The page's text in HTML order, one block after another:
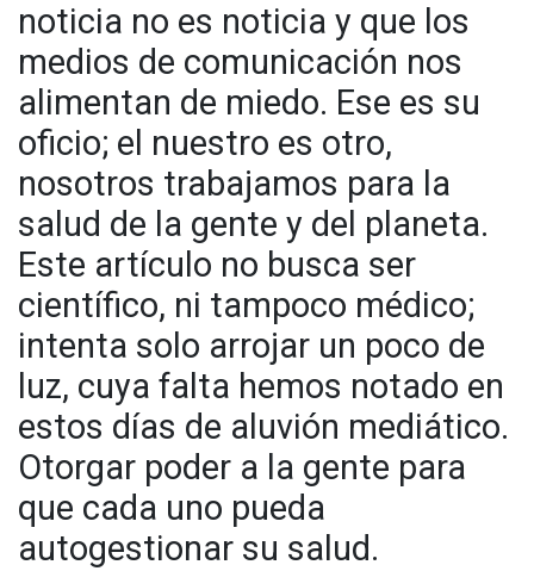
noticia no es noticia y que los
medios de comunicación nos
alimentan de miedo. Ese es su
oficio; el nuestro es otro,
nosotros trabajamos para la
salud de la gente y del planeta.
Este artículo no busca ser
científico, ni tampoco médico;
intenta solo arrojar un poco de
luz, cuya falta hemos notado en
estos días de aluvión mediático.
Otorgar poder a la gente para
que cada uno pueda
autogestionar su salud.